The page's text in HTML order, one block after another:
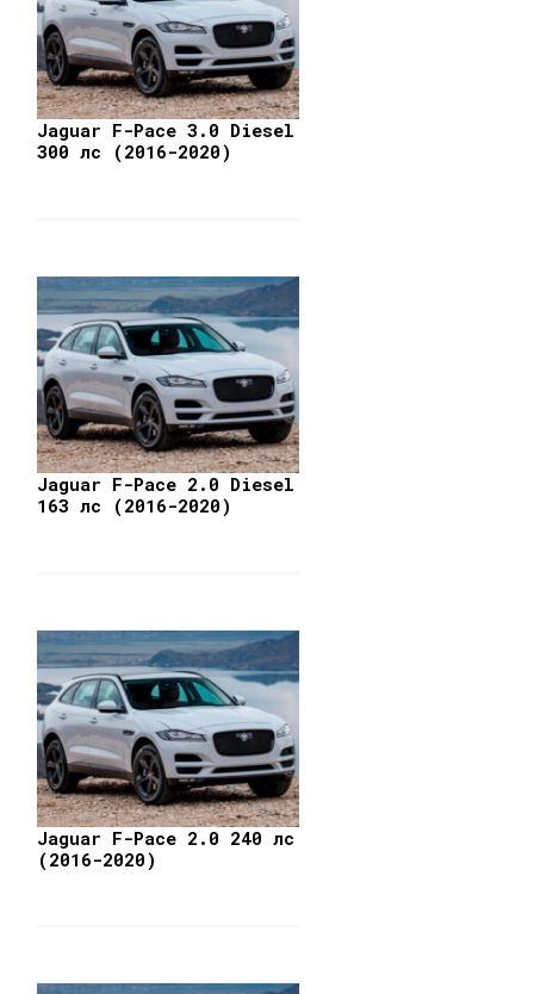
Jaguar F-Pace 3.0 Diesel
300 лс (2016-2020)
Jaguar F-Pace 2.0 Diesel
163 лс (2016-2020)
Jaguar F-Pace 2.0 240 лс
(2016-2020)